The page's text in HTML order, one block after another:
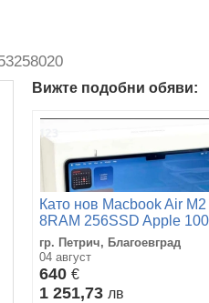
Вижте подобни обяви:
Като нов Macbook Air
8RAM 256SSD Apple
батерия
гр. Петрич, Благоевград
04 август
640 €
1 251,73 лв